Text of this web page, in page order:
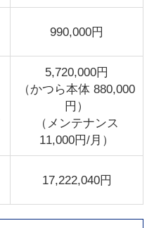
990,000円
5,720,000円
（かつら本体 880,000
円）
（メンテナンス
11,000円/月）
17,222,040円